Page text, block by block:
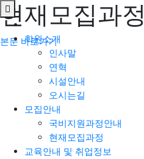
현재모집과
본문 바로가기
학원소개
인사말
연혁
시설안내
오시는길
모집안내
국비지원과정안내
현재모집과정
교육안내 및 취업정보